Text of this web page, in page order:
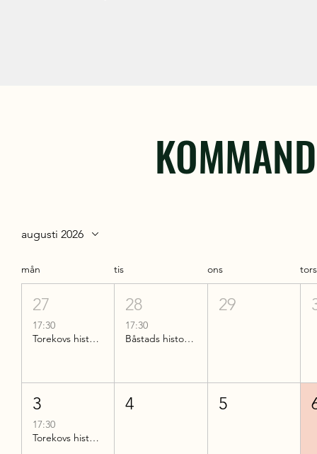
augusti 2026
mån tis ons tors
27
17:30
Torekovs historia
28
17:30
Båstads historia del 2
29
3
17:30
Torekovs historia
4 5